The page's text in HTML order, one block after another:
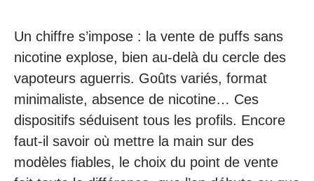
Un chiffre s’impose : la vente de puffs sans
nicotine explose, bien au-delà du cercle des
vapoteurs aguerris. Goûts variés, format
minimaliste, absence de nicotine… Ces
dispositifs séduisent tous les profils. Encore
faut-il savoir où mettre la main sur des
modèles fiables, le choix du point de vente